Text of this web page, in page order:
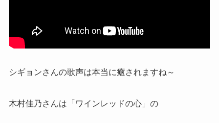
シギョンさんの歌声は本当に癒されますね～
木村佳乃さんは「ワインレッドの心」の